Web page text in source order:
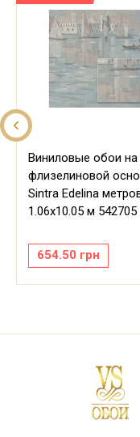
Виниловые обои на
флизелиновой
Sintra Edelina
1.06х10.05 м 542705
654.50 грн